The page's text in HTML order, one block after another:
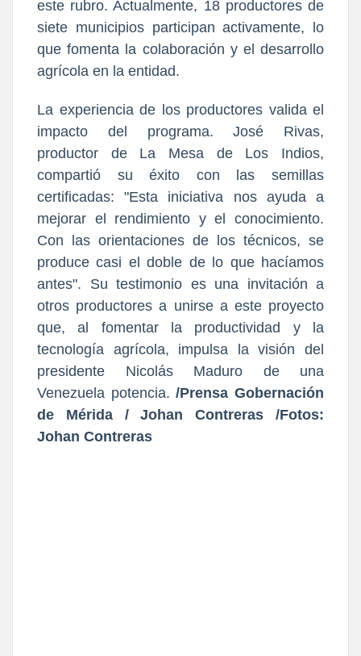
este rubro. Actualmente, 18 productores de
siete municipios participan activamente, lo
que fomenta la colaboración y el desarrollo
agrícola en la entidad.
La experiencia de los productores valida el
impacto del programa. José Rivas,
productor de La Mesa de Los Indios,
compartió su éxito con las semillas
certificadas: "Esta iniciativa nos ayuda a
mejorar el rendimiento y el conocimiento.
Con las orientaciones de los técnicos, se
produce casi el doble de lo que hacíamos
antes". Su testimonio es una invitación a
otros productores a unirse a este proyecto
que, al fomentar la productividad y la
tecnología agrícola, impulsa la visión del
presidente Nicolás Maduro de una
Venezuela potencia./Prensa Gobernación
de Mérida / Johan Contreras /Fotos:
Johan Contreras